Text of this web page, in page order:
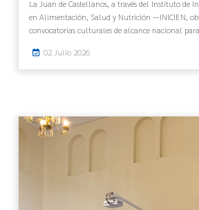
La Juan de Castellanos, a través del Instituto de
en Alimentación, Salud y Nutrición —INICIEN,
convocatorias culturales de alcance nacional
02 Julio 2026